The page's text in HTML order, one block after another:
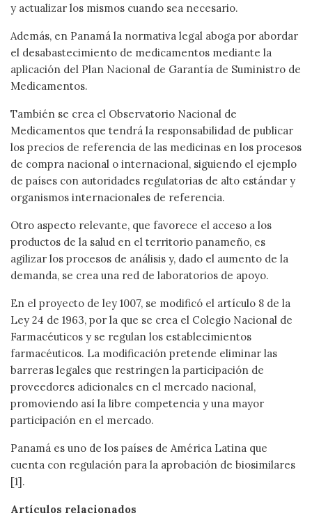
y actualizar los mismos cuando sea necesario.
Además, en Panamá la normativa legal aboga por abordar
el desabastecimiento de medicamentos mediante la
aplicación del Plan Nacional de Garantía de Suministro de
Medicamentos.
También se crea el Observatorio Nacional de
Medicamentos que tendrá la responsabilidad de publicar
los precios de referencia de las medicinas en los procesos
de compra nacional o internacional, siguiendo el ejemplo
de países con autoridades regulatorias de alto estándar y
organismos internacionales de referencia.
Otro aspecto relevante, que favorece el acceso a los
productos de la salud en el territorio panameño, es
agilizar los procesos de análisis y, dado el aumento de la
demanda, se crea una red de laboratorios de apoyo.
En el proyecto de ley 1007, se modificó el artículo 8 de la
Ley 24 de 1963, por la que se crea el Colegio Nacional de
Farmacéuticos y se regulan los establecimientos
farmacéuticos. La modificación pretende eliminar las
barreras legales que restringen la participación de
proveedores adicionales en el mercado nacional,
promoviendo así la libre competencia y una mayor
participación en el mercado.
Panamá es uno de los países de América Latina que
cuenta con regulación para la aprobación de biosimilares
[1].
Artículos relacionados